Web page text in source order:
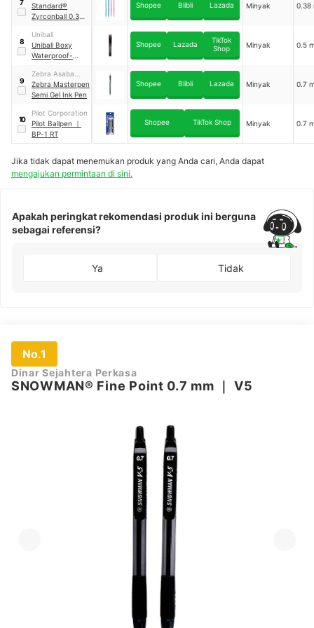
7
Industries
Standard®
Zyrconball 0.38
Shopee Blibli Lazada Minyak 0.38
8
Uniball
Uniball Boxy
Waterproof-
UB-105
Shopee Lazada
TikTok
Shop
Minyak 0.5
9
Zebra Asaba
Industries
Zebra Masterpen
Semi Gel Ink Pen
Shopee Blibli Lazada Minyak 0.7
10
Pilot Corporation
Pilot Ballpen
｜
BP-1 RT
Shopee TikTok Shop Minyak 0.7
Jika tidak dapat menemukan produk yang Anda cari, Anda dapat
mengajukan permintaan di sini.
Apakah peringkat rekomendasi produk ini berguna
sebagai referensi?
Ya Tidak
No.1
Dinar Sejahtera Perkasa
SNOWMAN® Fine Point 0.7 mm V5